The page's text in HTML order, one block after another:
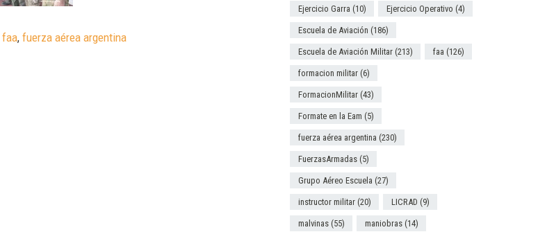
faa, fuerza aérea argentina
Ejercicio Garra (10) Ejercicio Operativo (4)
Escuela de Aviación (186)
Escuela de Aviación Militar(213) faa (126)
formacion militar(6)
FormacionMilitar(43)
Formate en la Eam (5)
fuerza aérea argentina (230)
FuerzasArmadas(5)
Grupo Aéreo Escuela (27)
instructor militar(20) LICRAD (9)
malvinas(55) maniobras(14)